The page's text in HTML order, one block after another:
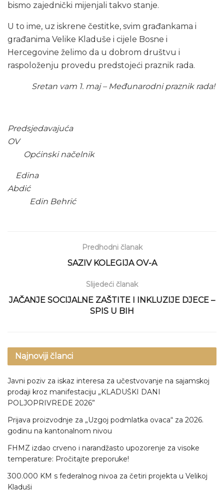
bismo zajednički mijenjali takvo stanje.
U to ime, uz iskrene čestitke, svim građankama i
građanima Velike Kladuše i cijele Bosne i
Hercegovine želimo da u dobrom društvu i
raspoloženju provedu predstojeći praznik rada.
Sretan vam 1. maj – Međunarodni praznik rada!
Predsjedavajuća
OV
Općinski načelnik
Edina
Abdić
Edin Behrić
Predhodni članak
SAZIV KOLEGIJA OV-A
Slijedeći članak
JAČANJE SOCIJALNE ZAŠTITE I INKLUZIJE DJECE –
SPIS U BIH
Najnoviji članci
Javni poziv za iskaz interesa za učestvovanje na sajamskoj
prodaji kroz manifestaciju „KLADUŠKI DANI
POLJOPRIVREDE 2026”
Prijava proizvodnje za „Uzgoj podmlatka ovaca“ za 2026.
godinu na kantonalnom nivou
FHMZ izdao crveno i narandžasto upozorenje za visoke
temperature: Pročitajte preporuke!
300.000 KM s federalnog nivoa za četiri projekta u Velikoj
Kladuši